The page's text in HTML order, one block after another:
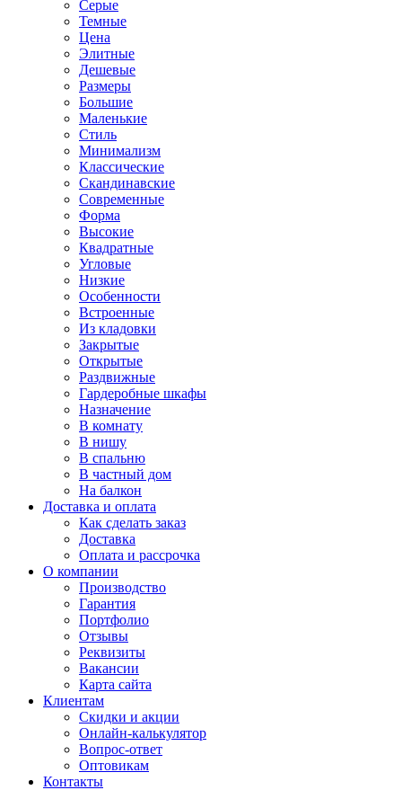
Серые
Темные
Цена
Элитные
Дешевые
Размеры
Большие
Маленькие
Стиль
Минимализм
Классические
Скандинавские
Современные
Форма
Высокие
Квадратные
Угловые
Низкие
Особенности
Встроенные
Из кладовки
Закрытые
Открытые
Раздвижные
Гардеробные шкафы
Назначение
В комнату
В нишу
В спальню
В частный дом
На балкон
Доставка и оплата
Как сделать заказ
Доставка
Оплата и рассрочка
О компании
Производство
Гарантия
Портфолио
Отзывы
Реквизиты
Вакансии
Карта сайта
Клиентам
Скидки и акции
Онлайн-калькулятор
Вопрос-ответ
Оптовикам
Контакты